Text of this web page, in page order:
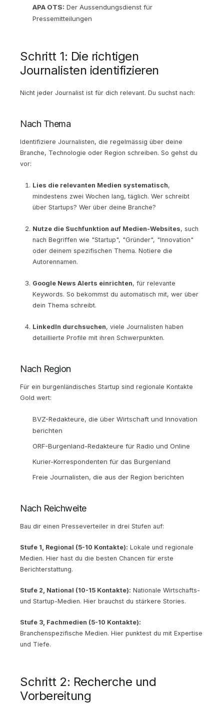
APA OTS: Der Aussendungsdienst für
Pressemitteilungen
Schritt 1: Die richtigen
Journalisten identifizieren
Nicht jeder Journalist ist für dich relevant. Du suchst nach:
Nach Thema
Identifiziere Journalisten, die regelmässig über deine
Branche, Technologie oder Region schreiben. So gehst du
vor:
Lies die relevanten Medien systematisch,
mindestens zwei Wochen lang, täglich. Wer schreibt
über Startups? Wer über deine Branche?
Nutze die Suchfunktion auf Medien-Websites, such
nach Begriffen wie "Startup", "Gründer", "Innovation"
oder deinem spezifischen Thema. Notiere die
Autorennamen.
Google News Alerts einrichten, für relevante
Keywords. So bekommst du automatisch mit, wer über
dein Thema schreibt.
LinkedIn durchsuchen, viele Journalisten haben
detaillierte Profile mit ihren Schwerpunkten.
Nach Region
Für ein burgenländisches Startup sind regionale Kontakte
Gold wert:
BVZ-Redakteure, die über Wirtschaft und Innovation
berichten
ORF-Burgenland-Redakteure für Radio und Online
Kurier-Korrespondenten für das Burgenland
Freie Journalisten, die aus der Region berichten
Nach Reichweite
Bau dir einen Presseverteiler in drei Stufen auf:
Stufe 1, Regional (5-10 Kontakte): Lokale und regionale
Medien. Hier hast du die besten Chancen für erste
Berichterstattung.
Stufe 2, National (10-15 Kontakte): Nationale Wirtschafts-
und Startup-Medien. Hier brauchst du stärkere Stories.
Stufe 3, Fachmedien (5-10 Kontakte):
Branchenspezifische Medien. Hier punktest du mit Expertise
und Tiefe.
Schritt 2: Recherche und
Vorbereitung